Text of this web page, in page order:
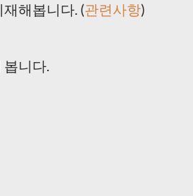
해봅니다. (관련사항)
봅니다.